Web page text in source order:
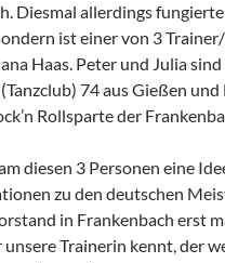
Diesmal allerdings
ist einer von 3
Haas. Peter und Julia
74 aus Gießen und
Rollsparte der
diesen 3 Personen eine
zu den deutschen
in Frankenbach erst
unsere Trainerin kennt, der